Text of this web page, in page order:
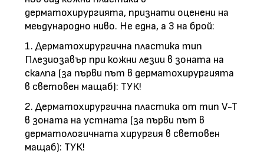
дерматохирургията, признати оценени на
меьдународно ниво. Не една, а 3 на брой:
1. Дерматохирургична пластика тип
Плезиозавър при кожни лезии в зоната на
скалпа (за първи път в дерматохирургията
в световен мащаб): ТУК!
2. Дерматохирургична пластика от тип V-T
в зоната на устната (за първи път в
дерматологичната хирургия в световен
мащаб): ТУК!